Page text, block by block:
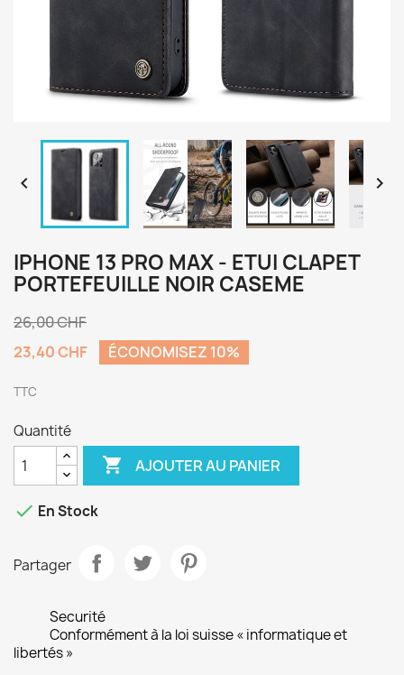
 
IPHONE 13 PRO MAX - ETUI CLAPET
PORTEFEUILLE NOIR CASEME
26,00 CHF
23,40 CHF
ÉCONOMISEZ 10%
TTC
Quantité
 AJOUTER AU PANIER
 En Stock
Partager
Securité
Conformément à la loi suisse « informatique et
libertés »